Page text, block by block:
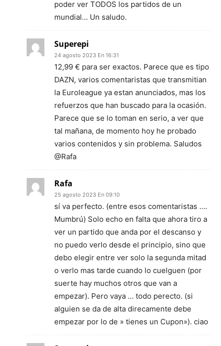
poder ver TODOS los partidos de un
mundial… Un saludo.
Superepi
24 agosto 2023 En 16:31
12,99 € para ser exactos. Parece que es tipo
DAZN, varios comentaristas que transmitian
la Euroleague ya estan anunciados, mas los
refuerzos que han buscado para la ocasión.
Parece que se lo toman en serio, a ver que
tal mañana, de momento hoy he probado
varios contenidos y sin problema. Saludos
@Rafa
Rafa
25 agosto 2023 En 09:10
sí va perfecto. (entre esos comentaristas ….
Mumbrú) Solo echo en falta que ahora tiro a
ver un partido que anda por el descanso y
no puedo verlo desde el principio, sino que
debo elegir entre ver solo la segunda mitad
o verlo mas tarde cuando lo cuelguen (por
suerte hay muchos otros que van a
empezar). Pero vaya … todo perecto. (si
alguien se da de alta direcamente debe
empezar por lo de » tienes un Cupon»). ciao